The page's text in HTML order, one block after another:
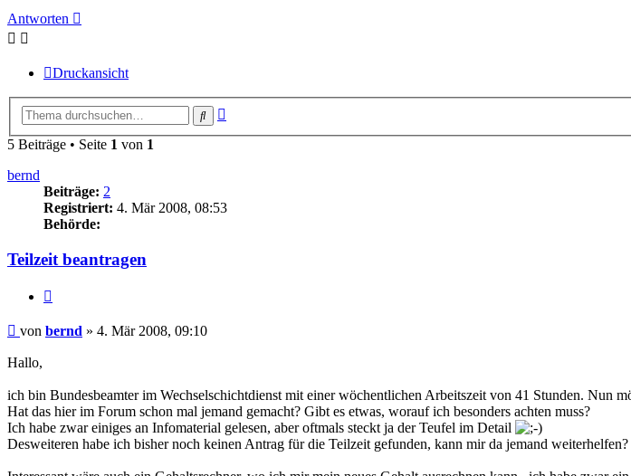
Antworten
Druckansicht
Suche
5 Beiträge • Seite 1 von 1
bernd
Beiträge: 2
Registriert: 4. Mär 2008, 08:53
Behörde:
Teilzeit beantragen
Beitrag
von bernd » 4. Mär 2008, 09:10
Hallo,
ich bin Bundesbeamter im Wechselschichtdienst mit einer wöchentlichen Arbeitszeit von 41 Stunden. Nun
Hat das hier im Forum schon mal jemand gemacht? Gibt es etwas, worauf ich besonders achten muss?
Ich habe zwar einiges an Infomaterial gelesen, aber oftmals steckt ja der Teufel im Detail
Desweiteren habe ich bisher noch keinen Antrag für die Teilzeit gefunden, kann mir da jemand weiterhelfen?